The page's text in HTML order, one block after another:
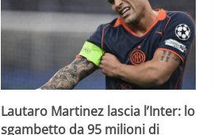
Lautaro Martinez lascia l’Inter: lo
sgambetto da 95 milioni di